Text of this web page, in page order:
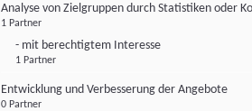
Analyse von Zielgruppen durch Statistiken oder
1 Partner
- mit berechtigtem Interesse
1 Partner
Entwicklung und Verbesserung der Angebote
0 Partner